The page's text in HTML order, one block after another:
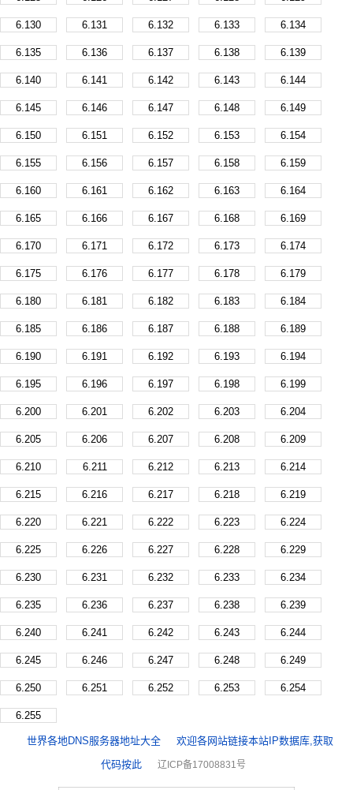
6.130 6.131 6.132 6.133 6.134
6.135 6.136 6.137 6.138 6.139
6.140 6.141 6.142 6.143 6.144
6.145 6.146 6.147 6.148 6.149
6.150 6.151 6.152 6.153 6.154
6.155 6.156 6.157 6.158 6.159
6.160 6.161 6.162 6.163 6.164
6.165 6.166 6.167 6.168 6.169
6.170 6.171 6.172 6.173 6.174
6.175 6.176 6.177 6.178 6.179
6.180 6.181 6.182 6.183 6.184
6.185 6.186 6.187 6.188 6.189
6.190 6.191 6.192 6.193 6.194
6.195 6.196 6.197 6.198 6.199
6.200 6.201 6.202 6.203 6.204
6.205 6.206 6.207 6.208 6.209
6.210 6.211 6.212 6.213 6.214
6.215 6.216 6.217 6.218 6.219
6.220 6.221 6.222 6.223 6.224
6.225 6.226 6.227 6.228 6.229
6.230 6.231 6.232 6.233 6.234
6.235 6.236 6.237 6.238 6.239
6.240 6.241 6.242 6.243 6.244
6.245 6.246 6.247 6.248 6.249
6.250 6.251 6.252 6.253 6.254
6.255
世界各地DNS服务器地址大全
欢迎各网站链接本站IP数据库,获取
代码按此
辽ICP备17008831号